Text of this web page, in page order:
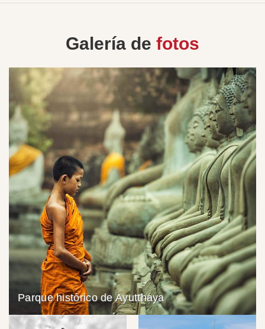
Galería de fotos
Parque histórico de Ayutthaya